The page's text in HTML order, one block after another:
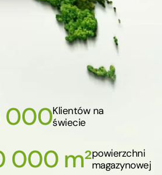
000Klientów na
świecie
000 m²powierzchni
magazynowej